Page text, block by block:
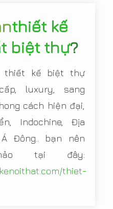
thiết kế
biệt thự?
thiết kế biệt thự
luxury, sang
cách hiện đại,
Indochine, Địa
Đông.. bạn nên
tại đây:
thiet-